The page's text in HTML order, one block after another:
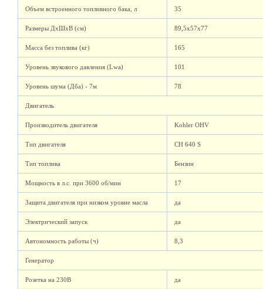
Объем встроенного топливного бака, л 35
Размеры ДхШхВ (см) 89,5х57х77
Масса без топлива (кг) 165
Уровень звукового давления (Lwa) 101
Уровень шума (Дба) - 7м 78
Двигатель
Производитель двигателя Kohler OHV
Тип двигателя CH 640 S
Тип топлива Бензин
Мощность в л.с. при 3600 об/мин 17
Защита двигателя при низком уровне масла да
Электрический запуск да
Автономность работы (ч) 8,3
Генератор
Розетка на 230В да